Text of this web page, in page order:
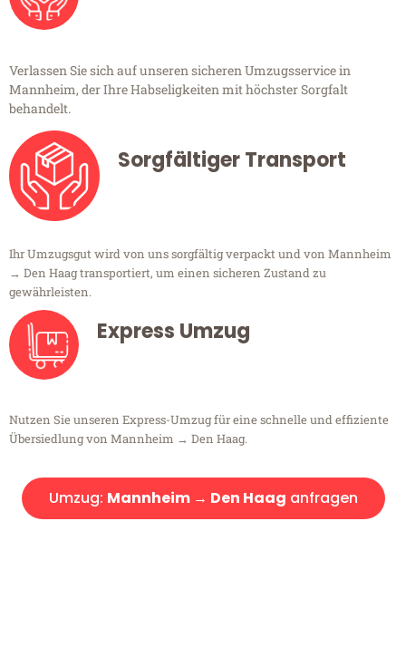
Verlassen Sie sich auf unseren sicheren Umzugsservice in
Mannheim, der Ihre Habseligkeiten mit höchster Sorgfalt
behandelt.
Sorgfältiger Transport
Ihr Umzugsgut wird von uns sorgfältig verpackt und von Mannheim
→ Den Haag transportiert, um einen sicheren Zustand zu
gewährleisten.
Express Umzug
Nutzen Sie unseren Express-Umzug für eine schnelle und effiziente
Übersiedlung von Mannheim → Den Haag.
Umzug: Mannheim → Den Haag anfragen